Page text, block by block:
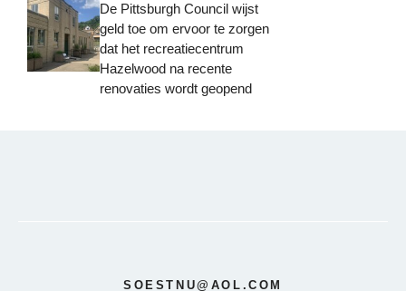
De Pittsburgh Council wijst
geld toe om ervoor te zorgen
dat het recreatiecentrum
Hazelwood na recente
renovaties wordt geopend
SOESTNU@AOL.COM